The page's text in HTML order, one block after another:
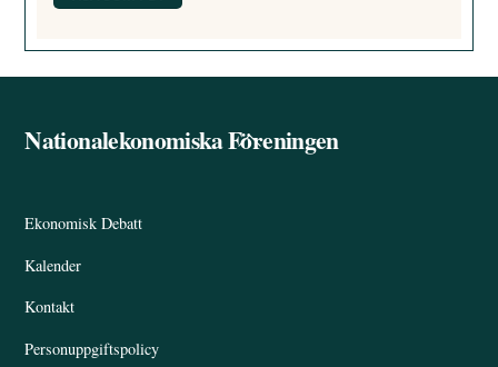
Back
Nationalekonomiska Föreningen
Ekonomisk Debatt
Kalender
Kontakt
Personuppgiftspolicy